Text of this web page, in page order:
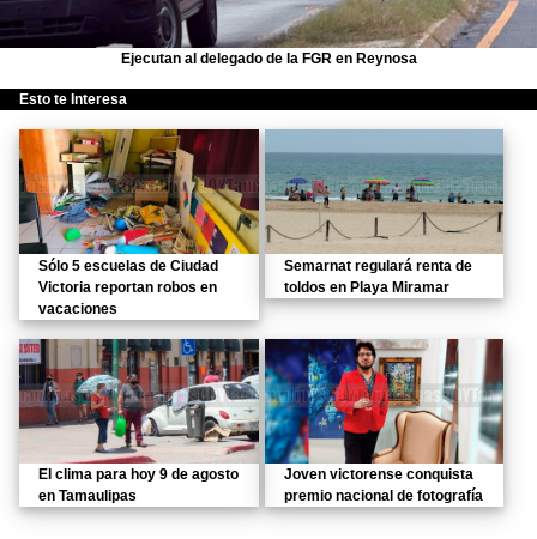
Ejecutan al delegado de la FGR en Reynosa
Esto te Interesa
Sólo 5 escuelas de Ciudad
Victoria reportan robos en
vacaciones
Semarnat regulará renta de
toldos en Playa Miramar
El clima para hoy 9 de agosto
en Tamaulipas
Joven victorense conquista
premio nacional de fotografía